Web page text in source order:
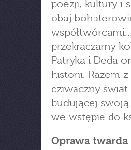
poezji, kultury i
obaj
przekraczamy
Patryka i Deda
historii. Razem
dziwaczny świat
budującej swoją
we wstępie do
Oprawa twarda